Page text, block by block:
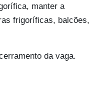
manter a
frigoríficas, balcões,
da vaga.